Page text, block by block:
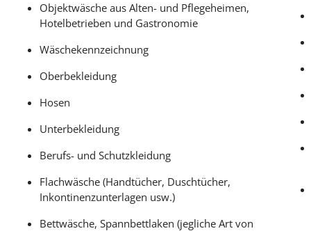
Objektwäsche aus Alten- und Pflegeheimen,
Hotelbetrieben und Gastronomie
Wäschekennzeichnung
Oberbekleidung
Hosen
Unterbekleidung
Berufs- und Schutzkleidung
Flachwäsche (Handtücher, Duschtücher,
Inkontinenzunterlagen usw.)
Bettwäsche, Spannbettlaken (jegliche Art von